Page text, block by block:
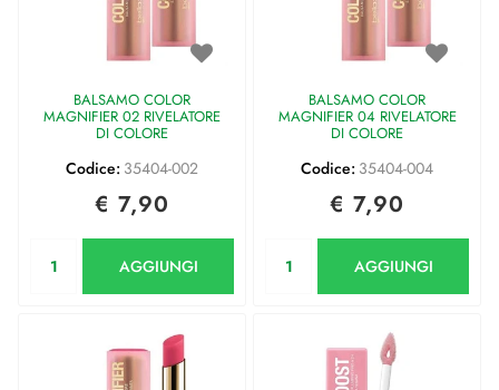
BALSAMO COLOR
MAGNIFIER 02 RIVELATORE
DI COLORE
Codice: 35404-002
€ 7,90
AGGIUNGI
BALSAMO COLOR
MAGNIFIER 04 RIVELATORE
DI COLORE
Codice: 35404-004
€ 7,90
AGGIUNGI